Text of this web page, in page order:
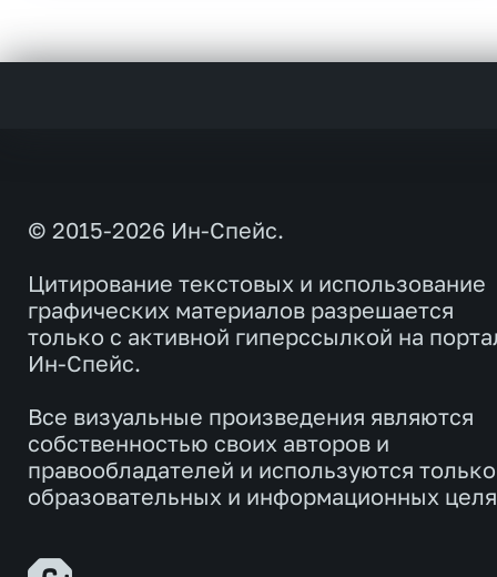
© 2015-2026 Ин-Спейс.
Цитирование текстовых и использование
графических материалов разрешается
только с активной гиперссылкой на
Ин-Спейс.
Все визуальные произведения являются
собственностью своих авторов и
правообладателей и используются
образовательных и информационных